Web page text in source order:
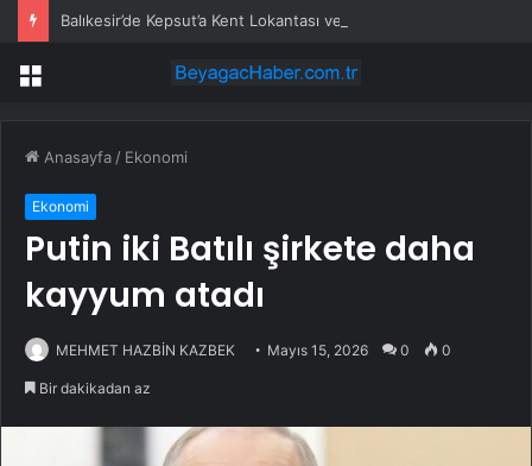
Balıkesir’de Kepsut’a Kent Lokantası ve altyapı desteği
Menü
Anasayfa / Ekonomi
Ekonomi
Putin iki Batılı şirkete daha
kayyum atadı
MEHMET HAZBİN KAZBEK Mayıs 15, 2026 0 0
Bir dakikadan az